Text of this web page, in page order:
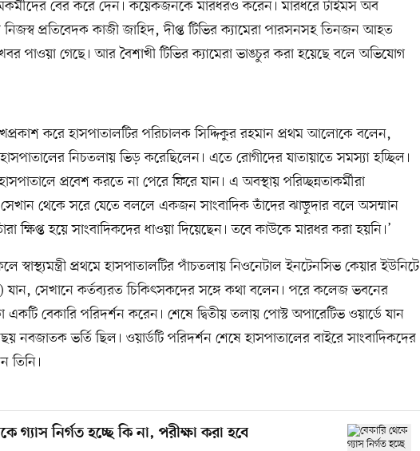
বের করে দেন। কয়েকজনকে মারধরও করেন। মারধরে টাইমস অব
প্রতিবেদক কাজী জাহিদ, দীপ্ত টিভির ক্যামেরা পারসনসহ তিনজন আহত
পাওয়া গেছে। আর বৈশাখী টিভির ক্যামেরা ভাঙচুর করা হয়েছে বলে অভিযোগ
করে হাসপাতালটির পরিচালক সিদ্দিকুর রহমান প্রথম আলোকে বলেন,
হাসপাতালের নিচতলায় ভিড় করেছিলেন। এতে রোগীদের যাতায়াতে সমস্যা হচ্ছিল।
প্রবেশ করতে না পেরে ফিরে যান। এ অবস্থায় পরিচ্ছন্নতাকর্মীরা
সেখান থেকে সরে যেতে বললে একজন সাংবাদিক তাঁদের ঝাড়ুদার বলে অসম্মান
ক্ষিপ্ত হয়ে সাংবাদিকদের ধাওয়া দিয়েছেন। তবে কাউকে মারধর করা হয়নি।’
স্বাস্থ্যমন্ত্রী প্রথমে হাসপাতালটির পাঁচতলায় নিওনেটাল ইনটেনসিভ কেয়ার ইউনিটে
সেখানে কর্তব্যরত চিকিৎসকদের সঙ্গে কথা বলেন। পরে কলেজ ভবনের
বেকারি পরিদর্শন করেন। শেষে দ্বিতীয় তলায় পোস্ট অপারেটিভ ওয়ার্ডে যান
নবজাতক ভর্তি ছিল। ওয়ার্ডটি পরিদর্শন শেষে হাসপাতালের বাইরে সাংবাদিকদের
তিনি।
গ্যাস নির্গত হচ্ছে কি না, পরীক্ষা করা হবে